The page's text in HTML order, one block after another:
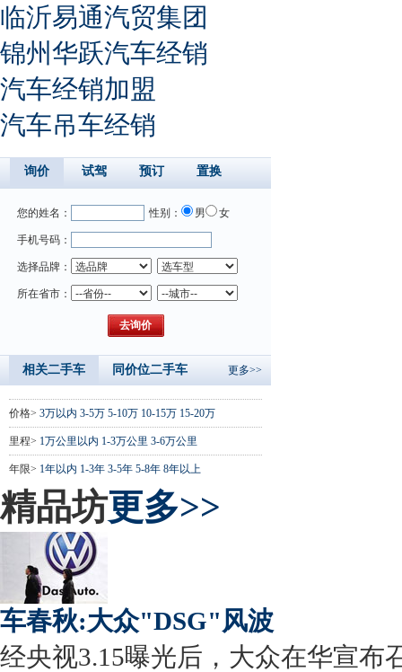
临沂易通汽贸集团
锦州华跃汽车经销
汽车经销加盟
汽车吊车经销
询价 试驾 预订 置换
您的姓名： 性别： 男 女
手机号码：
选择品牌：
所在省市：
相关二手车 同价位二手车 更多>>
价格> 3万以内 3-5万 5-10万 10-15万 15-20万
里程> 1万公里以内 1-3万公里 3-6万公里
年限> 1年以内 1-3年 3-5年 5-8年 8年以上
精品坊更多>>
车春秋:大众"DSG"风波
经央视3.15曝光后，大众在华宣布